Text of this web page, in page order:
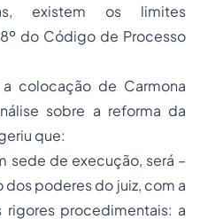
existem os limites
do Código de Processo
colocação de Carmona
sobre a reforma da
que:
sede de execução, será –
dos poderes do juiz, com a
procedimentais: a